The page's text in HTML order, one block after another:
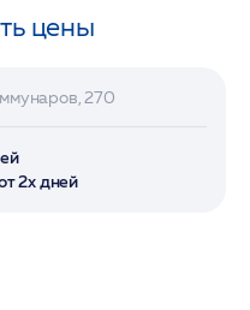
цены
270
2х дней